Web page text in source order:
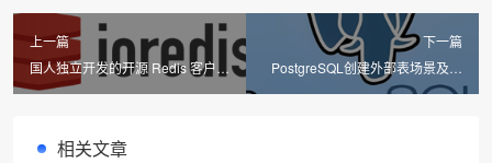
上一篇
国人独立开发的开源 Redis 客户端
ioredis 被 Redis 公司收购
下一篇
PostgreSQL创建外部表场景及使
用
相关文章